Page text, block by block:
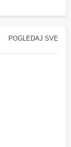
POGLEDAJ SVE